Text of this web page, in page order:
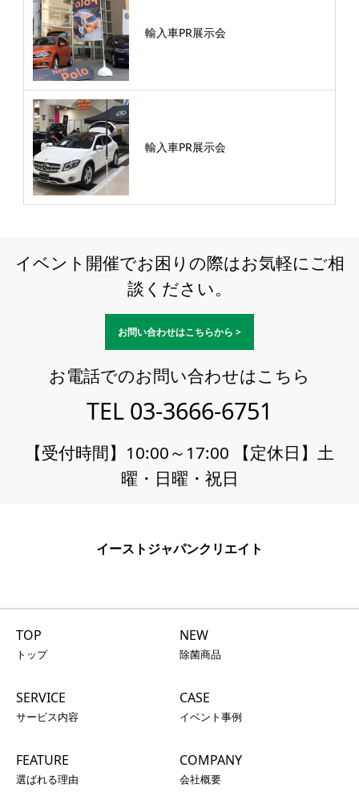
輸入車PR展示会
輸入車PR展示会
イベント開催でお困りの際はお気軽にご相
談ください。
お問い合わせはこちらから >
お電話でのお問い合わせはこちら
TEL 03-3666-6751
【受付時間】10:00～17:00 【定休日】土
曜・日曜・祝日
イーストジャパンクリエイト
TOP
トップ
NEW
除菌商品
SERVICE
サービス内容
CASE
イベント事例
FEATURE
選ばれる理由
COMPANY
会社概要